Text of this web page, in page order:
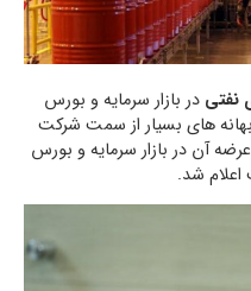
نفتی در بازار سرمایه و بورس
بهانه های بسیار از سمت شرکت
آن در بازار سرمایه و بورس
شد.